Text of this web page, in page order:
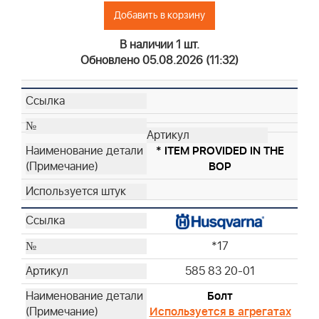
Добавить в корзину
В наличии 1 шт.
Обновлено 05.08.2026 (11:32)
* ITEM PROVIDED IN THE
BOP
*17
585 83 20-01
Болт
Используется в агрегатах